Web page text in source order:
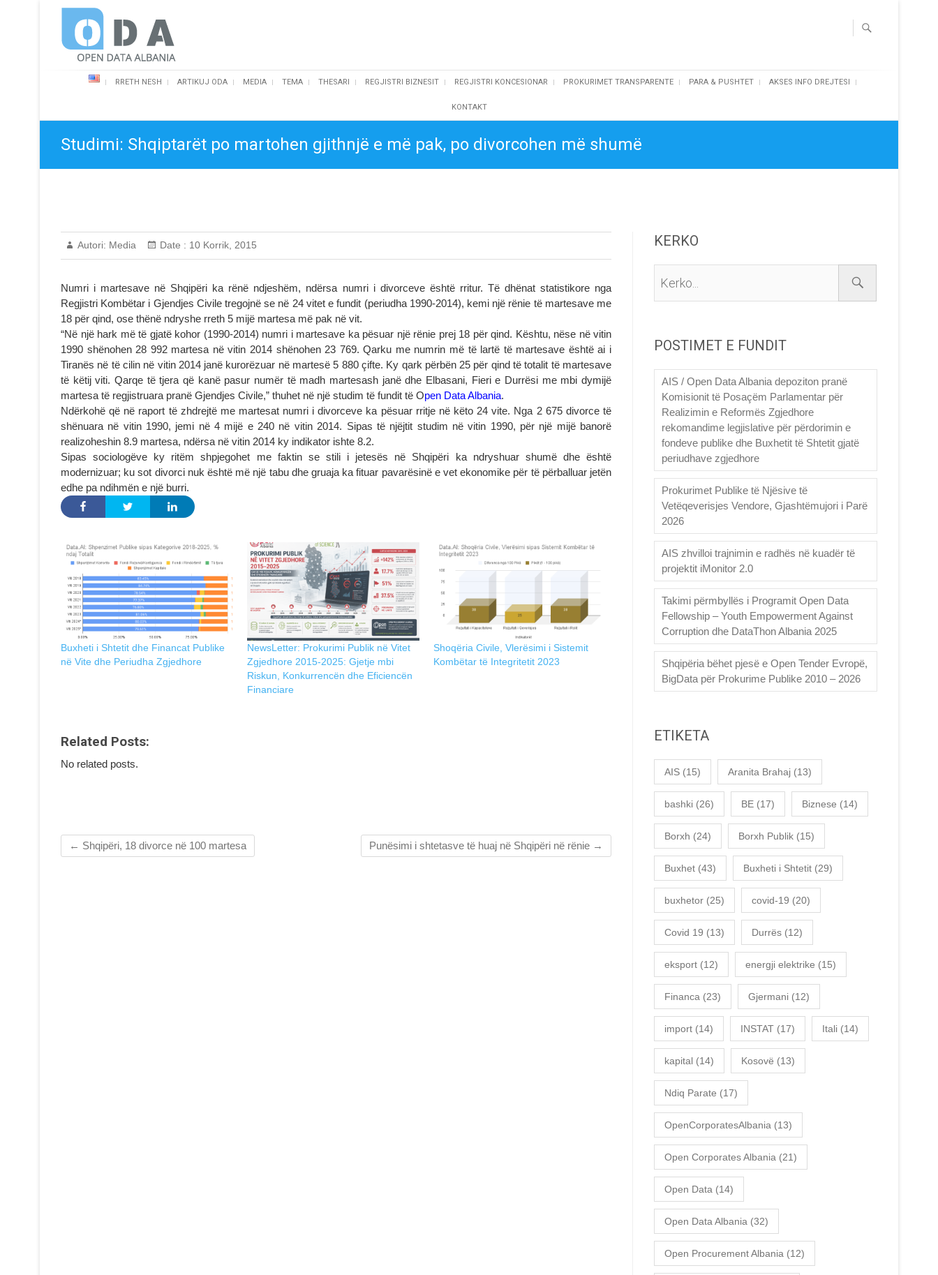
Open Data Albania
RRETH NESH ARTIKUJ ODA MEDIA TEMA THESARI REGJISTRI BIZNESIT REGJISTRI KONCESIONAR PROKURIMET TRANSPARENTE PARA & PUSHTET AKSES INFO DREJTESI
KONTAKT
Studimi: Shqiptarët po martohen gjithnjë e më pak, po divorcohen më shumë
Autori: Media Date : 10 Korrik, 2015
Numri i martesave në Shqipëri ka rënë ndjeshëm, ndërsa numri i divorceve është rritur. Të dhënat statistikore nga
Regjistri Kombëtar i Gjendjes Civile tregojnë se në 24 vitet e fundit (periudha 1990-2014), kemi një rënie të martesave me
18 për qind, ose thënë ndryshe rreth 5 mijë martesa më pak në vit.
“Në një hark më të gjatë kohor (1990-2014) numri i martesave ka pësuar një rënie prej 18 për qind. Kështu, nëse në vitin
1990 shënohen 28 992 martesa në vitin 2014 shënohen 23 769. Qarku me numrin më të lartë të martesave është ai i
Tiranës në të cilin në vitin 2014 janë kurorëzuar në martesë 5 880 çifte. Ky qark përbën 25 për qind të totalit të martesave
të këtij viti. Qarqe të tjera që kanë pasur numër të madh martesash janë dhe Elbasani, Fieri e Durrësi me mbi dymijë
martesa të regjistruara pranë Gjendjes Civile,” thuhet në një studim të fundit të Open Data Albania.
Ndërkohë që në raport të zhdrejtë me martesat numri i divorceve ka pësuar rritje në këto 24 vite. Nga 2 675 divorce të
shënuara në vitin 1990, jemi në 4 mijë e 240 në vitin 2014. Sipas të njëjtit studim në vitin 1990, për një mijë banorë
realizoheshin 8.9 martesa, ndërsa në vitin 2014 ky indikator ishte 8.2.
Sipas sociologëve ky ritëm shpjegohet me faktin se stili i jetesës në Shqipëri ka ndryshuar shumë dhe është
modernizuar; ku sot divorci nuk është më një tabu dhe gruaja ka fituar pavarësinë e vet ekonomike për të përballuar jetën
edhe pa ndihmën e një burri.
Buxheti i Shtetit dhe Financat Publike
në Vite dhe Periudha Zgjedhore
NewsLetter: Prokurimi Publik në Vitet
Zgjedhore 2015-2025: Gjetje mbi
Riskun, Konkurrencën dhe Eficiencën
Financiare
Shoqëria Civile, Vlerësimi i Sistemit
Kombëtar të Integritetit 2023
Related Posts:
No related posts.
← Shqipëri, 18 divorce në 100 martesa Punësimi i shtetasve të huaj në Shqipëri në rënie →
KERKO
POSTIMET E FUNDIT
AIS / Open Data Albania depoziton pranë
Komisionit të Posaçëm Parlamentar për
Realizimin e Reformës Zgjedhore
rekomandime legjislative për përdorimin e
fondeve publike dhe Buxhetit të Shtetit gjatë
periudhave zgjedhore
Prokurimet Publike të Njësive të
Vetëqeverisjes Vendore, Gjashtëmujori i Parë
2026
AIS zhvilloi trajnimin e radhës në kuadër të
projektit iMonitor 2.0
Takimi përmbyllës i Programit Open Data
Fellowship – Youth Empowerment Against
Corruption dhe DataThon Albania 2025
Shqipëria bëhet pjesë e Open Tender Evropë,
BigData për Prokurime Publike 2010 – 2026
ETIKETA
AIS (15) Aranita Brahaj (13)
bashki (26) BE (17) Biznese (14)
Borxh (24) Borxh Publik (15)
Buxhet (43) Buxheti i Shtetit (29)
buxhetor (25) covid-19 (20)
Covid 19 (13) Durrës (12)
eksport (12) energji elektrike (15)
Financa (23) Gjermani (12)
import (14) INSTAT (17) Itali (14)
kapital (14) Kosovë (13)
Ndiq Parate (17)
OpenCorporatesAlbania (13)
Open Corporates Albania (21)
Open Data (14)
Open Data Albania (32)
Open Procurement Albania (12)